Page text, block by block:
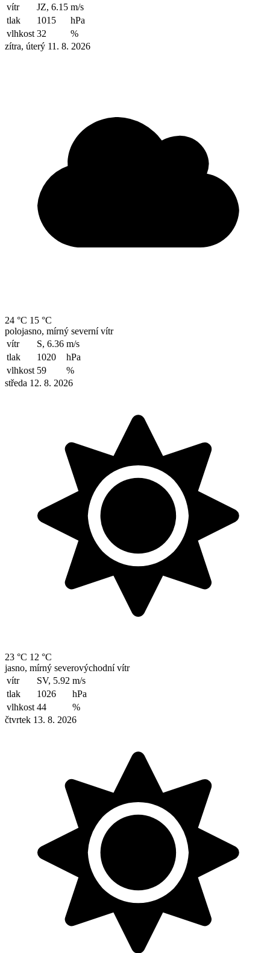
vítr
JZ, 6.15 m/s
tlak
1015
hPa
vlhkost 32
%
zítra, úterý 11. 8. 2026
24 °C 15 °C
polojasno, mírný severní vítr
vítr
S, 6.36 m/s
tlak
1020
hPa
vlhkost 59
%
středa 12. 8. 2026
23 °C 12 °C
jasno, mírný severovýchodní vítr
vítr
SV, 5.92 m/s
tlak
1026
hPa
vlhkost 44
%
čtvrtek 13. 8. 2026